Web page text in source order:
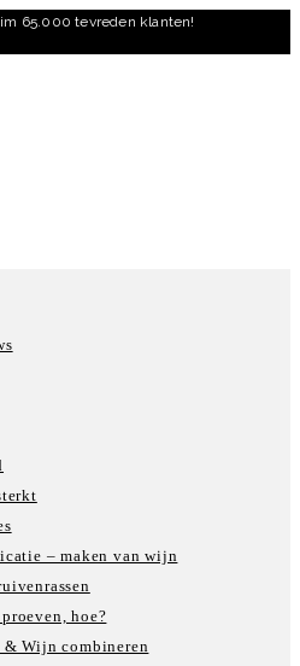
65.000 tevreden klanten!
– maken van wijn
hoe?
& Wijn combineren